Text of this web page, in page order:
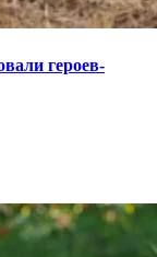
героев-